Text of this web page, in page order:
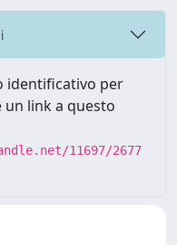
identificativo per
un link a questo
11697/2677